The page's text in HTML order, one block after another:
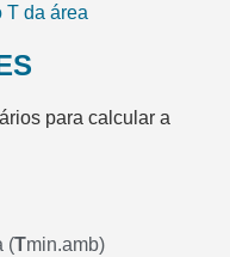
T da área
para calcular a
(Tmin.amb)